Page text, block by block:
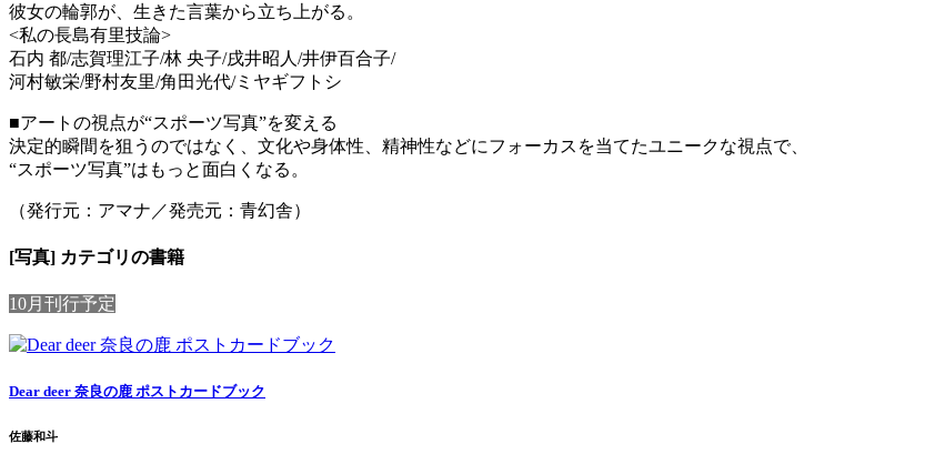
彼女の輪郭が、生きた言葉から立ち上がる。
<私の長島有里技論>
石内 都/志賀理江子/林 央子/戌井昭人/井伊百合子/
河村敏栄/野村友里/角田光代/ミヤギフトシ
■アートの視点が“スポーツ写真”を変える
決定的瞬間を狙うのではなく、文化や身体性、精神性などにフォーカスを当てたユニークな視点で、
“スポーツ写真”はもっと面白くなる。
（発行元：アマナ／発売元：青幻舎）
[写真] カテゴリの書籍
10月刊行予定
Dear deer 奈良の鹿 ポストカードブック
佐藤和斗